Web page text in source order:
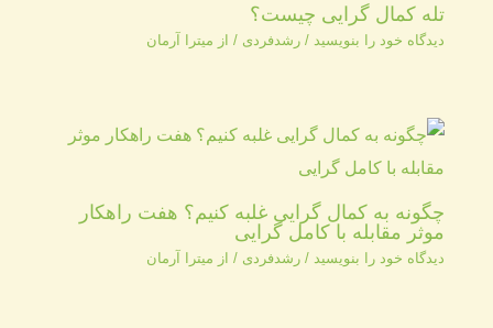
تله کمال گرایی چیست؟
دیدگاه‌ خود را بنویسید / رشدفردی / از میترا آرمان
چگونه به کمال گرایی غلبه کنیم؟ هفت راهکار
موثر مقابله با کامل گرایی
دیدگاه‌ خود را بنویسید / رشدفردی / از میترا آرمان